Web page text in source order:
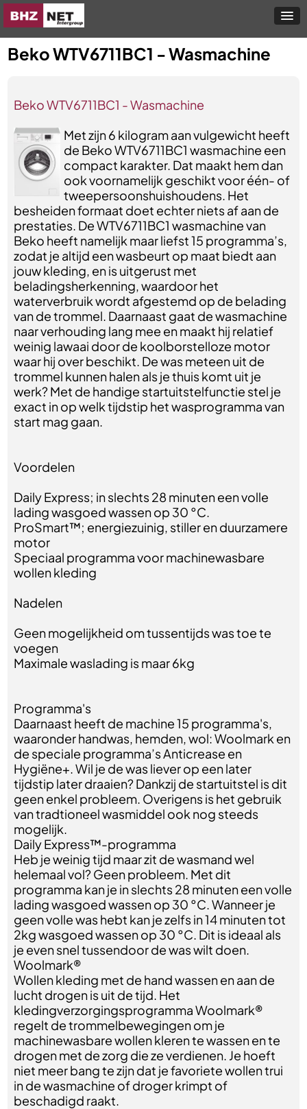
Beko WTV6711BC1 - Wasmachine
Beko WTV6711BC1 - Wasmachine
Met zijn 6 kilogram aan vulgewicht heeft
de Beko WTV6711BC1 wasmachine een
compact karakter. Dat maakt hem dan
ook voornamelijk geschikt voor één- of
tweepersoonshuishoudens. Het
besheiden formaat doet echter niets af aan de
prestaties. De WTV6711BC1 wasmachine van
Beko heeft namelijk maar liefst 15 programma’s,
zodat je altijd een wasbeurt op maat biedt aan
jouw kleding, en is uitgerust met
beladingsherkenning, waardoor het
waterverbruik wordt afgestemd op de belading
van de trommel. Daarnaast gaat de wasmachine
naar verhouding lang mee en maakt hij relatief
weinig lawaai door de koolborstelloze motor
waar hij over beschikt. De was meteen uit de
trommel kunnen halen als je thuis komt uit je
werk? Met de handige startuitstelfunctie stel je
exact in op welk tijdstip het wasprogramma van
start mag gaan.
Voordelen
Daily Express; in slechts 28 minuten een volle
lading wasgoed wassen op 30 °C.
ProSmart™; energiezuinig, stiller en duurzamere
motor
Speciaal programma voor machinewasbare
wollen kleding
Nadelen
Geen mogelijkheid om tussentijds was toe te
voegen
Maximale waslading is maar 6kg
Programma's
Daarnaast heeft de machine 15 programma's,
waaronder handwas, hemden, wol: Woolmark en
de speciale programma’s Anticrease en
Hygiëne+. Wil je de was liever op een later
tijdstip later draaien? Dankzij de startuitstel is dit
geen enkel probleem. Overigens is het gebruik
van tradtioneel wasmiddel ook nog steeds
mogelijk.
Daily Express™-programma
Heb je weinig tijd maar zit de wasmand wel
helemaal vol? Geen probleem. Met dit
programma kan je in slechts 28 minuten een volle
lading wasgoed wassen op 30 °C. Wanneer je
geen volle was hebt kan je zelfs in 14 minuten tot
2kg wasgoed wassen op 30 °C. Dit is ideaal als
je even snel tussendoor de was wilt doen.
Woolmark®
Wollen kleding met de hand wassen en aan de
lucht drogen is uit de tijd. Het
kledingverzorgingsprogramma Woolmark®
regelt de trommelbewegingen om je
machinewasbare wollen kleren te wassen en te
drogen met de zorg die ze verdienen. Je hoeft
niet meer bang te zijn dat je favoriete wollen trui
in de wasmachine of droger krimpt of
beschadigd raakt.